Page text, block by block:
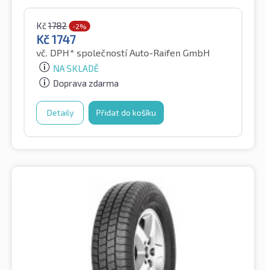
Kč1782 -2%
Kč1747
vč. DPH* společností Auto-Raifen GmbH
NA SKLADĚ
Doprava zdarma
Detaily Přidat do košíku